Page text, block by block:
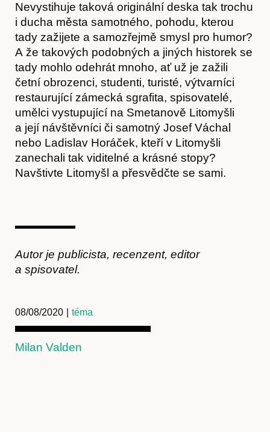
Nevystihuje taková originální deska tak trochu
i ducha města samotného, pohodu, kterou
tady zažijete a samozřejmě smysl pro humor?
A že takových podobných a jiných historek se
tady mohlo odehrát mnoho, ať už je zažili
četní obrozenci, studenti, turisté, výtvarníci
restaurující zámecká sgrafita, spisovatelé,
umělci vystupující na Smetanově Litomyšli
a její návštěvníci či samotný Josef Váchal
nebo Ladislav Horáček, kteří v Litomyšli
zanechali tak viditelné a krásné stopy?
Navštivte Litomyšl a přesvědčte se sami.
Autor je publicista, recenzent, editor
a spisovatel.
08/08/2020 téma
Milan Valden